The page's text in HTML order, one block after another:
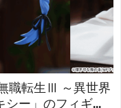
職転生Ⅲ ～異世界
ー」のフィギュ